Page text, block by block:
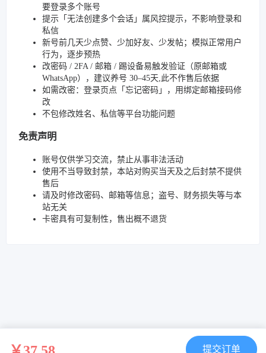
要登录多个账号
提示「无法创建多个会话」属风控提示，不影响登录和
私信
新号前几天少点赞、少加好友、少发帖；模拟正常用户
行为，逐步预热
改密码 / 2FA / 邮箱 / 踢设备易触发验证（原邮箱或
WhatsApp），建议养号 30–45天,此不作售后依据
如需改密：登录页点「忘记密码」，用绑定邮箱接码修
改
不包修改姓名、私信等平台功能问题
免责声明
账号仅供学习交流，禁止从事非法活动
使用不当导致封禁，本站对购买当天及之后封禁不提供
售后
请及时修改密码、邮箱等信息；盗号、财务损失等与本
站无关
卡密具有可复制性，售出概不退货
提交订单